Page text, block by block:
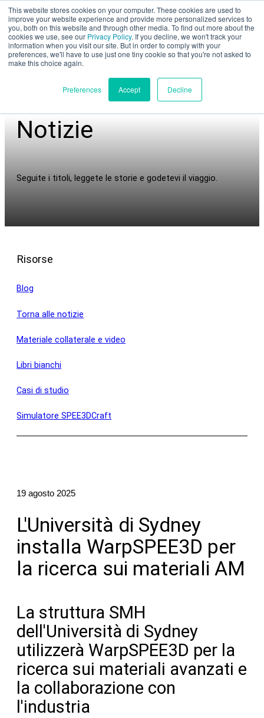
This website stores cookies on your computer. These cookies are used to
improve your website experience and provide more personalized services to
you, both on this website and through other media. To find out more about the
cookies we use, see our Privacy Policy. If you decline, we won't track your
information when you visit our site. But in order to comply with your
preferences, we'll have to use just one tiny cookie so that you're not asked to
make this choice again.
Preferences Accept Decline
Valutazione parziale
Prodotti
XSPEE3D
Applicazioni
Spedizione
Produzione
Esempi di parti
Industrie
OEM
Produzione
Uffici di servizio
I materiali
Comunicato completo
Risorse
Blog
Fiere e webinar
Materiale collaterale e video
Libri bianchi
Casi di studio
Notizie
Seguite i titoli, leggete le storie e godetevi il viaggio.
Risorse
Blog
Torna alle notizie
Materiale collaterale e video
Libri bianchi
Casi di studio
Simulatore SPEE3DCraft
19 agosto 2025
L'Università di Sydney
installa WarpSPEE3D per
la ricerca sui materiali AM
La struttura SMH
dell'Università di Sydney
utilizzerà WarpSPEE3D per la
ricerca sui materiali avanzati e
la collaborazione con
l'industria